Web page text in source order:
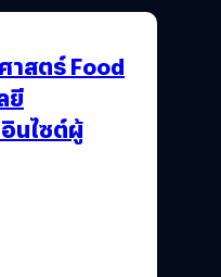
าสตร์ Food
ยี
นไซต์ผู้